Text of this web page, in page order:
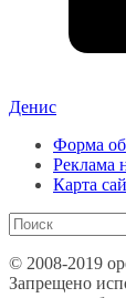
Денис
Форма
Реклама
Карта
© 2008-2019
Запрещено